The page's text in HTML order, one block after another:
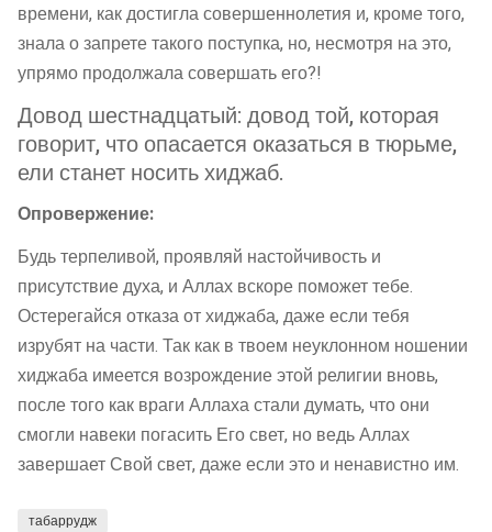
времени, как достигла совершеннолетия и, кроме того,
знала о запрете такого поступка, но, несмотря на это,
упрямо продолжала совершать его?!
Довод шестнадцатый: довод той, которая
говорит, что опасается оказаться в тюрьме,
ели станет носить хиджаб.
Опровержение:
Будь терпеливой, проявляй настойчивость и
присутствие духа, и Аллах вскоре поможет тебе.
Остерегайся отказа от хиджаба, даже если тебя
изрубят на части. Так как в твоем неуклонном ношении
хиджаба имеется возрождение этой религии вновь,
после того как враги Аллаха стали думать, что они
смогли навеки погасить Его свет, но ведь Аллах
завершает Свой свет, даже если это и ненавистно им.
табаррудж